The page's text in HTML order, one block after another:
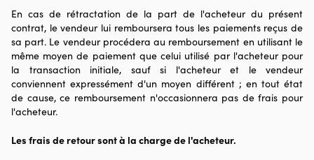
En cas de rétractation de la part de l'acheteur du présent
contrat, le vendeur lui remboursera tous les paiements reçus de
sa part. Le vendeur procédera au remboursement en utilisant le
même moyen de paiement que celui utilisé par l'acheteur pour
la transaction initiale, sauf si l'acheteur et le vendeur
conviennent expressément d'un moyen différent ; en tout état
de cause, ce remboursement n'occasionnera pas de frais pour
l'acheteur.
Les frais de retour sont à la charge de l'acheteur.